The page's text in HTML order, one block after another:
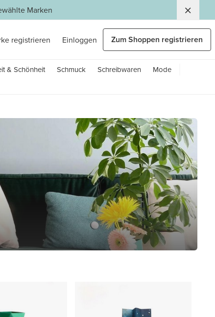
Marken
registrieren Einloggen Zum Shoppen registrieren
& Schönheit Schmuck Schreibwaren
Mode